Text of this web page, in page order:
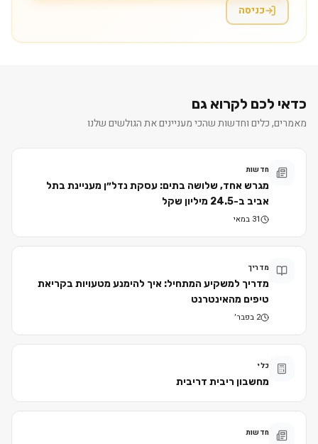
כניסה
כדאי לכם לקרוא גם
מאמרים, כלים וחדשות שהכי מעניינים את הגולשים שלנו
חדשות
מגרש אחד, שלושה בתים: עסקת נדל״ן מעניינת בתל
אביב ב-24.5 מיליון שקל
31 במאי
מדריך
מדריך למשקיע המתחיל: איך להימנע מטעויות בקריאת
טיפים מהאינטרנט
2 בפבר׳
כלי
מחשבון ריבית דריבית
חדשות